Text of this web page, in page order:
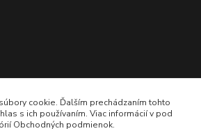
212 007
16:00 hodcookie. Ďalším prechádzaním tohto
s ich používaním. Viac informácií v pod
Obchodných podmienok.